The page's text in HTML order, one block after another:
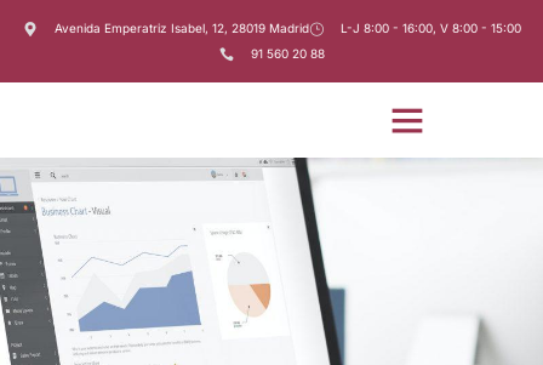
Avenida Emperatriz Isabel, 12, 28019 Madrid
L-J 8:00 - 16:00, V 8:00 - 15:00
91 560 20 88